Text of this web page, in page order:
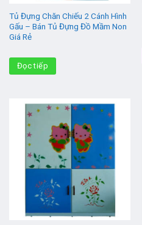
Tủ Đựng Chăn Chiếu 2 Cánh Hình
Gấu – Bán Tủ Đựng Đồ Mầm Non
Giá Rẻ
Đọc tiếp